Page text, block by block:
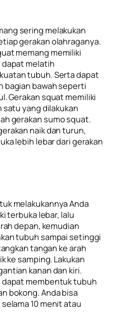
sering melakukan
gerakan olahraganya.
memang memiliki
dapat melatih
tubuh. Serta dapat
bagian bawah seperti
Gerakan squat memiliki
satu yang dilakukan
gerakan sumo squat.
naik dan turun,
lebih lebar dari gerakan
melakukannya Anda
terbuka lebar, lalu
depan, kemudian
tubuh sampai setinggi
tangan ke arah
ke samping. Lakukan
kanan dan kiri.
dapat membentuk tubuh
bokong. Anda bisa
10 menit atau